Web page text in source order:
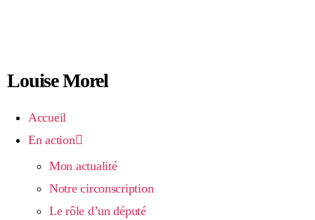
Louise Morel
Accueil
En action
Mon actualité
Notre circonscription
Le rôle d’un député